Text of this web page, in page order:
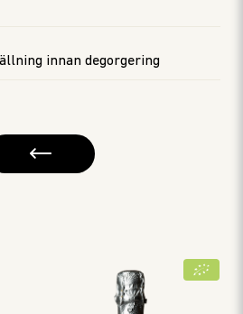
innan degorgering